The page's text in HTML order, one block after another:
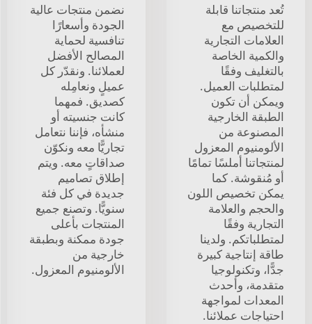
تُعد منتجاتنا قابلة
للتخصيص مع
العلامات التجارية
والكمية الخاصة
بالتغليف وفقًا
لمتطلبات العميل.
ويمكن أن تكون
الطبقة الخارجية
المصنوعة من
الألومنيوم المعزول
لمنتجاتنا أملسًا تمامًا
أو مُنقوشة. كما
يمكن تخصيص اللون
والحجم والعلامة
التجارية وفقًا
لمتطلباتكم. ولدينا
طاقة إنتاجية كبيرة
جدًّا، وتكنولوجيا
متقدمة، وأحدث
المعدات لمواجهة
احتياجات عملائنا.
نضمن منتجات عالية
الجودة وأسعارًا
تنافسية لحماية
المصالح الأفضل
لعملائنا. ونقدّر كل
عميلٍ ونعامِله
كصديق. فمهما
كانت جنسيته أو
منشأه، فإننا نتعامل
تجاريًّا معه ونكوّن
صداقاتٍ معه. ويتم
إطلاق تصاميم
جديدة في كل فئة
سنويًّا. وتصنع جميع
المنتجات بأعلى
جودة ممكنة وبطبقة
خارجية من
الألومنيوم المعزول.